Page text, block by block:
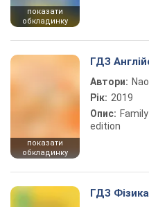
показати
обкладинку
показати
обкладинку
ГДЗ
Автори:
Рік: 2019
Опис:
edition
ГДЗ